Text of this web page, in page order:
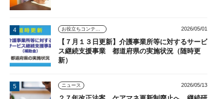
2026/05/01
【７月１３日更新】介護事業所等に対するサービ
ス継続支援事業 都道府県の実施状況（随時更
新）
ニュース 2026/05/13